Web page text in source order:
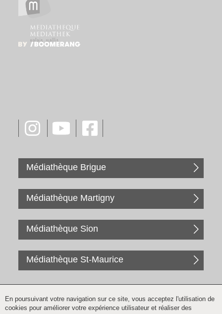
Médiathèque Brigue
Médiathèque Martigny
Médiathèque Sion
Médiathèque St-Maurice
En poursuivant votre navigation sur ce site, vous acceptez l'utilisation de
cookies pour améliorer votre expérience utilisateur et réaliser des